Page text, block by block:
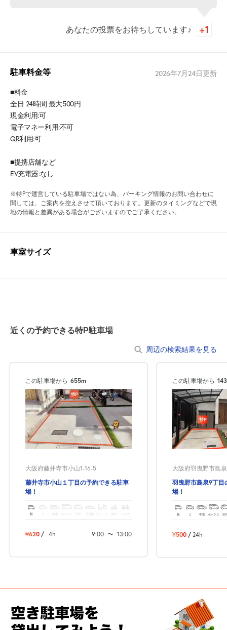
あなたの投票をお待ちしています♪
駐車料金等 2026年7月24日更新
■料金
全日 24時間 最大500円
現金利用:可
電子マネー利用:不可
QR利用:可
■提携店舗など
EV充電器:なし
※特Pで運営している駐車場ではない為、パーキング情報のお問い合わせに
関しては、ご案内を控えさせて頂いております。更新のタイミングなどで現
地の情報と差異がある場合がございますのでご了承ください。
車室サイズ
近くの予約できる特P駐車場
周辺の検索結果を見る
この駐車場から 655m
大阪府藤井寺市小山1-16-5
藤井寺市小山１丁目の予約できる駐車
場！
軽 ボックス SUV トラック バイク
¥620 / 4h 9:00 〜 13:00
この駐車場から
大阪府羽曳野市島
羽曳野市島泉9丁目
場！
軽 コ 中型 ボックス
¥500 / 24h